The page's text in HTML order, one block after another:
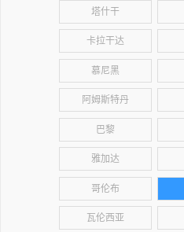
塔什干
卡拉干达
慕尼黑
阿姆斯特丹
巴黎
雅加达
哥伦布
瓦伦西亚